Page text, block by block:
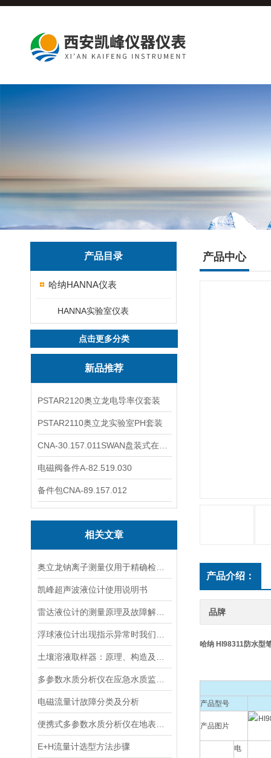
产品目录
哈纳HANNA仪表
HANNA实验室仪表
点击更多分类
新品推荐
PSTAR2120奥立龙电导率仪套装
PSTAR2110奥立龙实验室PH套装
电磁阀备件A-82.519.030
备件包CNA-89.157.012
相关文章
凯峰超声波液位计使用说明书
电磁流量计故障分类及分析
E+H流量计选型方法步骤
产品中心
产品介绍：
品牌
哈纳 HI98311防水型
产品型号
产品图片
电